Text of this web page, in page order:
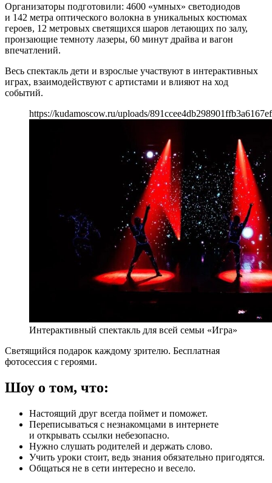
Организаторы подготовили: 4600 «умных» светодиодов
и 142 метра оптического волокна в уникальных костюмах
героев, 12 метровых светящихся шаров летающих по залу,
пронзающие темноту лазеры, 60 минут драйва и вагон
впечатлений.
Весь спектакль дети и взрослые участвуют в интерактивных
играх, взаимодействуют с артистами и влияют на ход
событий.
https://kudamoscow.ru/uploads/
Интерактивный спектакль для всей семьи «Игра»
Светящийся подарок каждому зрителю. Бесплатная
фотосессия с героями.
Шоу о том, что:
Настоящий друг всегда поймет и поможет.
Переписываться с незнакомцами в интернете
и открывать ссылки небезопасно.
Нужно слушать родителей и держать слово.
Учить уроки стоит, ведь знания обязательно пригодятся.
Общаться не в сети интересно и весело.